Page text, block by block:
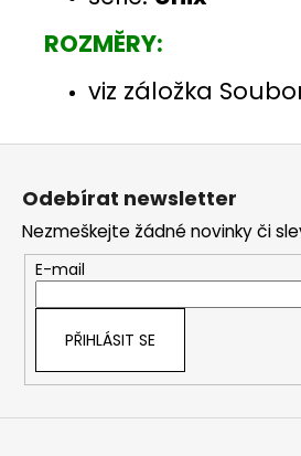
ROZMĚRY:
viz záložka
Z
Odebírat newsletter
Nezmeškejte žádné novinky či
E-mail
PŘIHLÁSIT SE